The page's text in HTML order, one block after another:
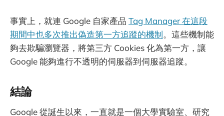
事實上，就連 Google 自家產品 Tag Manager 在這段
期間中也多次推出偽造第一方追蹤的機制。這些機制能
夠去欺騙瀏覽器，將第三方 Cookies 化為第一方，讓
Google 能夠進行不透明的伺服器到伺服器追蹤。
結論
Google 從誕生以來，一直就是一個大學實驗室、研究